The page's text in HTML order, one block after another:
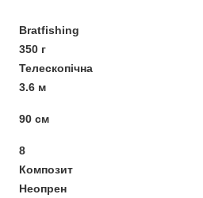
Bratfishing
350 г
Телескопічна
3.6 м
90 см
8
Композит
Неопрен